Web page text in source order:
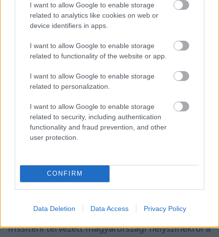
I want to allow Google to enable storage
related to analytics like cookies on web or
device identifiers in apps.
I want to allow Google to enable storage
related to functionality of the website or app.
I want to allow Google to enable storage
related to personalization.
I want to allow Google to enable storage
related to security, including authentication
functionality and fraud prevention, and other
user protection.
CONFIRM
Data Deletion Data Access Privacy Policy
országában érhető el, beleértve az Antarktiszt és
az Északi-sarkot is.
További információ az Utcaképről, valamint, a
frissíteni tervezett magyarországi helyszínekről a